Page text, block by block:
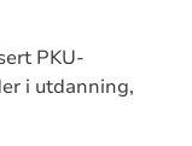
PKU-
i utdanning,